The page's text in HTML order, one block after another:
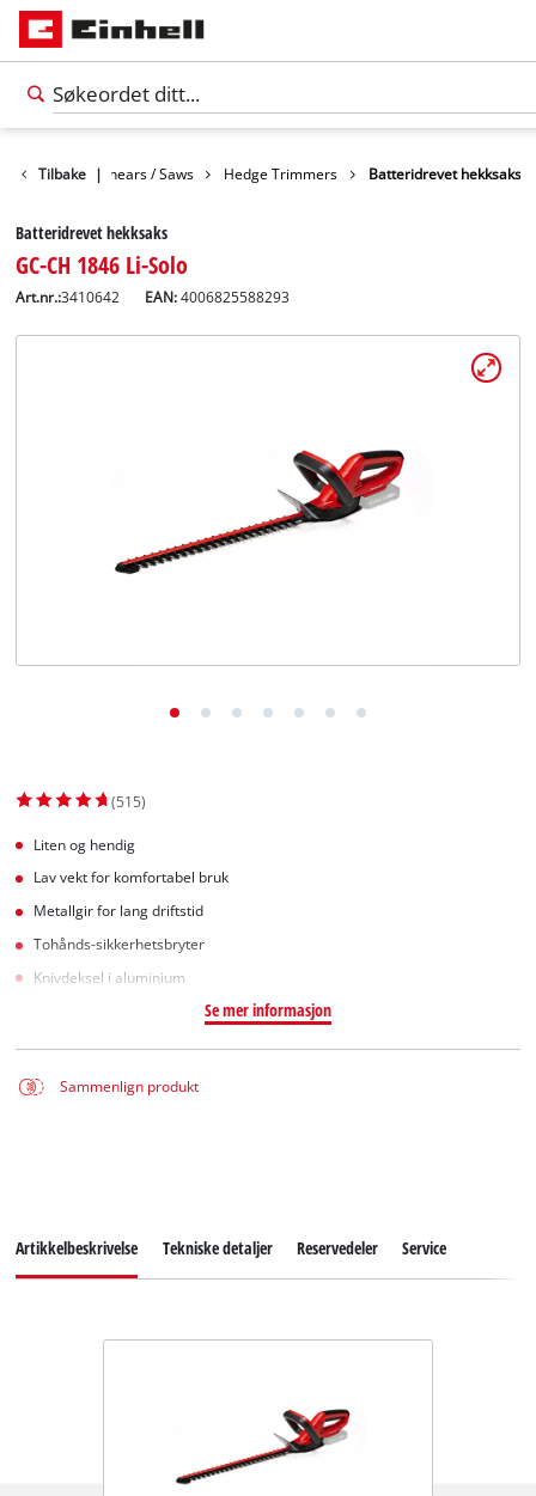
Tilbake |
Garden Shears / Saws Hedge Trimmers Batteridrevet hekksaks
Batteridrevet hekksaks
GC-CH 1846 Li-Solo
Art.nr.:3410642 EAN:4006825588293
(515)
Liten og hendig
Lav vekt for komfortabel bruk
Metallgir for lang driftstid
Tohånds-sikkerhetsbryter
Knivdeksel i aluminium
Se mer informasjon
Sammenlign produkt
Artikkelbeskrivelse Tekniske detaljer Reservedeler Service